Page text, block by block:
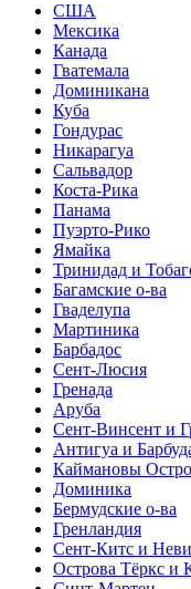
США
Мексика
Канада
Гватемала
Доминикана
Куба
Гондурас
Никарагуа
Сальвадор
Коста-Рика
Панама
Пуэрто-Рико
Ямайка
Тринидад и
Багамские о-ва
Гваделупа
Мартиника
Барбадос
Сент-Люсия
Гренада
Аруба
Сент-Винсент и
Антигуа и
Каймановы
Доминика
Бермудские о-ва
Гренландия
Сент-Китс и
Острова Тёркс и